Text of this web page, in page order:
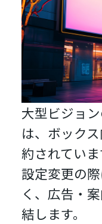
大型ビジョ
は、ボック
約されてい
設定変更の
く、広告・
結します。